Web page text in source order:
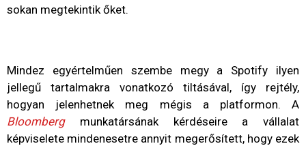
sokan megtekintik őket.
Mindez egyértelműen szembe megy a Spotify ilyen
jellegű tartalmakra vonatkozó tiltásával, így rejtély,
hogyan jelenhetnek meg mégis a platformon. A
Bloombergmunkatársának kérdéseire a vállalat
képviselete mindenesetre annyit megerősített, hogy ezek